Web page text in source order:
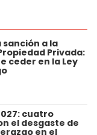
sanción a la
Privada:
ceder en la Ley
cuatro
el desgaste de
en el